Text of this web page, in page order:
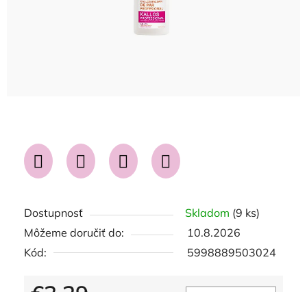
Dostupnosť Skladom (9 ks)
Môžeme doručiť do:
10.8.2026
Kód:
5998889503024